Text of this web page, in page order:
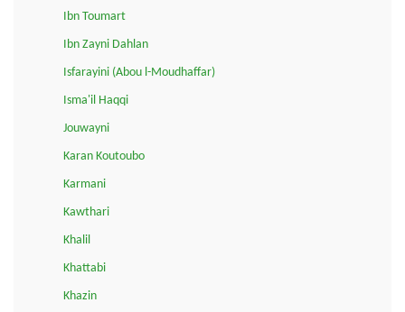
Ibn Toumart
Ibn Zayni Dahlan
Isfarayini (Abou l-Moudhaffar)
Isma'il Haqqi
Jouwayni
Karan Koutoubo
Karmani
Kawthari
Khalil
Khattabi
Khazin